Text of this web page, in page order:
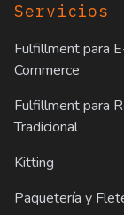
Servicios
Fulfillment para
Commerce
Fulfillment para
Tradicional
Kitting
Paquetería y